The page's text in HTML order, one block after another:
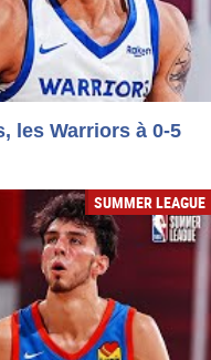
les Warriors à 0-5
SUMMER LEAGUE